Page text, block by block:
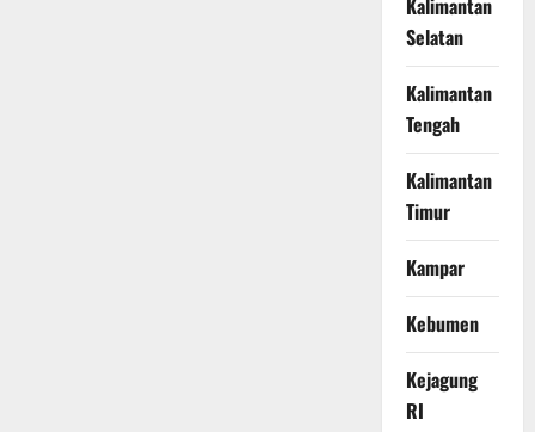
Kalimantan
Selatan
Kalimantan
Tengah
Kalimantan
Timur
Kampar
Kebumen
Kejagung
RI